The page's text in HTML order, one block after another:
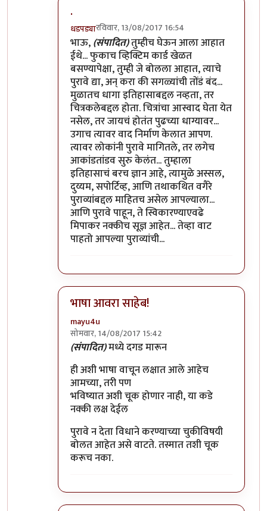
.
धडपड्यारविवार, 13/08/2017 16:54
In reply toमुनी जी ...!!byविशुमित
भाऊ,(संपादित)तुम्हीच घेऊन आला आहात
ईथे... फुकाच व्हिक्टिम कार्ड खेळत
बसण्यापेक्षा, तुम्ही जे बोलला आहात, त्याचे
पुरावे द्या, अन् करा की सगळ्यांची तोंडं बंद...
मुळातच धागा इतिहासाबद्दल नव्हता, तर
चित्रकलेबद्दल होता. चित्रांचा आस्वाद घेता येत
नसेल, तर जायचं होतंत पुढच्या धाग्यावर...
उगाच त्यावर वाद निर्माण केलात आपण.
त्यावर लोकांनी पुरावे मागितले, तर लगेच
आकांडतांडव सुरु केलंत... तुम्हाला
इतिहासाचं बरच ज्ञान आहे, त्यामुळे अस्सल,
दुय्यम, सपोर्टिव्ह, आणि तथाकथित वगैरे
पुराव्यांबद्दल माहितच असेल आपल्याला...
आणि पुरावे पाहून, ते स्विकारण्याएवढे
मिपाकर नक्कीच सूज्ञ आहेत... तेव्हा वाट
पाहतो आपल्या पुराव्यांची...
भाषा आवरा साहेब!
mayu4u
सोमवार, 14/08/2017 15:42
In reply toमुनी जी ...!!by
(संपादित)मध्ये दगड मारून
ही अशी भाषा वाचून लक्षात आले आहेच
आमच्या, तरी पण
भविष्यात अशी चूक होणार नाही, या कडे
नक्की लक्ष देईल
पुरावे न देता विधाने करण्याच्या चुकीविषयी
बोलत आहेत असे वाटते. तस्मात तशी चूक
करूच नका.